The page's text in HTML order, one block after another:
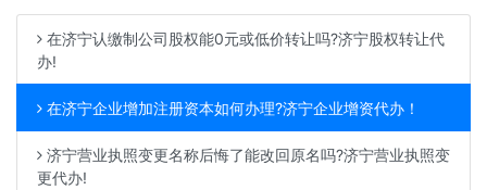
在济宁认缴制公司股权能0元或低价转让吗?济宁股权转让代
办!
在济宁企业增加注册资本如何办理?济宁企业增资代办！
济宁营业执照变更名称后悔了能改回原名吗?济宁营业执照变
更代办!